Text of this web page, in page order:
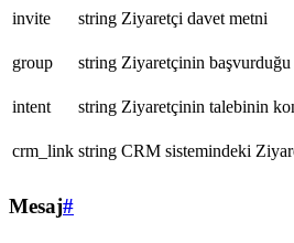
invite
string Ziyaretçi davet metni
group
string Ziyaretçinin başvurduğu
intent
string Ziyaretçinin talebinin
crm_link string CRM sistemindeki
Mesaj#